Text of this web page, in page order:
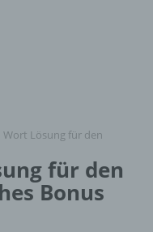
Wort Lösung für den
für den
Bonus